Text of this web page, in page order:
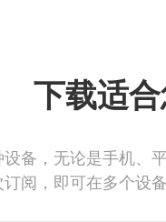
下载适
备，无论是手机、
阅，即可在多个设